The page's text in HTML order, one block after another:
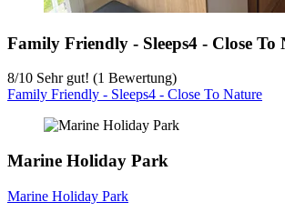
Family Friendly - Sleeps4 - Close To
8/10 Sehr gut! (1 Bewertung)
Family Friendly - Sleeps4 - Close To Nature
Marine Holiday Park
Marine Holiday Park